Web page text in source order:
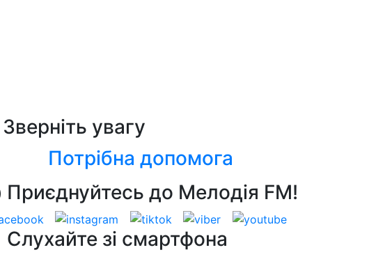
Зверніть увагу
Потрібна допомога
Приєднуйтесь до Мелодія FM!
Слухайте зі смартфона